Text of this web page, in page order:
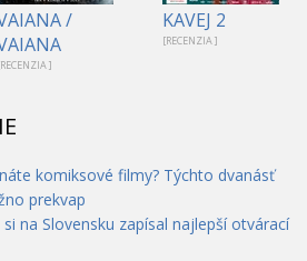
/
]
KAVEJ 2
[RECENZIA ]
komiksové filmy? Týchto dvanásť
prekvap
na Slovensku zapísal najlepší otvárací